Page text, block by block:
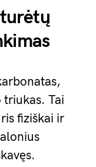
triukas. Tai
fiziškai ir